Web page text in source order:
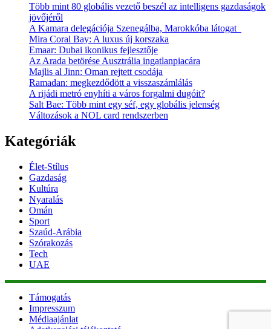
Több mint 80 globális vezető beszél az intelligens gazdaságok
jövőjéről
A Kamara delegációja Szenegálba, Marokkóba látogat
Mira Coral Bay: A luxus új korszaka
Emaar: Dubai ikonikus fejlesztője
Az Arada betörése Ausztrália ingatlanpiacára
Majlis al Jinn: Oman rejtett csodája
Ramadan: megkezdődött a visszaszámlálás
A rijádi metró enyhíti a város forgalmi dugóit?
Salt Bae: Több mint egy séf, egy globális jelenség
Változások a NOL card rendszerben
Kategóriák
Élet-Stílus
Gazdaság
Kultúra
Nyaralás
Omán
Sport
Szaúd-Arábia
Szórakozás
Tech
UAE
Támogatás
Impresszum
Médiaajánlat